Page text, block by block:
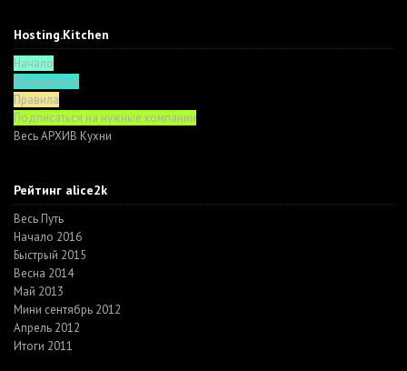
Hosting.Kitchen
Начало
Функционал
Правила
Подписаться на нужные компании
Весь АРХИВ Кухни
Рейтинг alice2k
Весь Путь
Начало 2016
Быстрый 2015
Весна 2014
Май 2013
Мини сентябрь 2012
Апрель 2012
Итоги 2011